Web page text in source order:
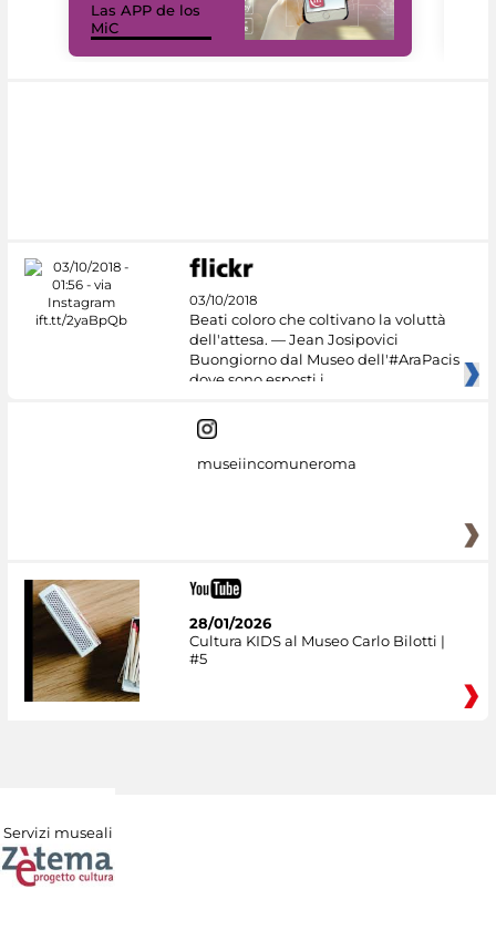
Las APP de los
MiC
03/10/2018
Beati coloro che coltivano la voluttà
dell'attesa. — Jean Josipovici
Buongiorno dal Museo dell'#AraPacis
dove sono esposti i
museiincomuneroma
28/01/2026
Cultura KIDS al Museo Carlo Bilotti |
#5
Servizi museali